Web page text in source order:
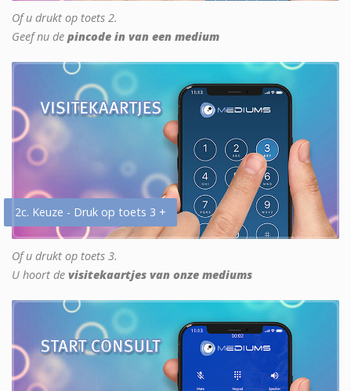
Of u drukt op toets 2.
Geef nu de pincode in van een medium
2c. Keuze - Druk op toets 3 +
Of u drukt op toets 3.
U hoort de visitekaartjes van onze mediums